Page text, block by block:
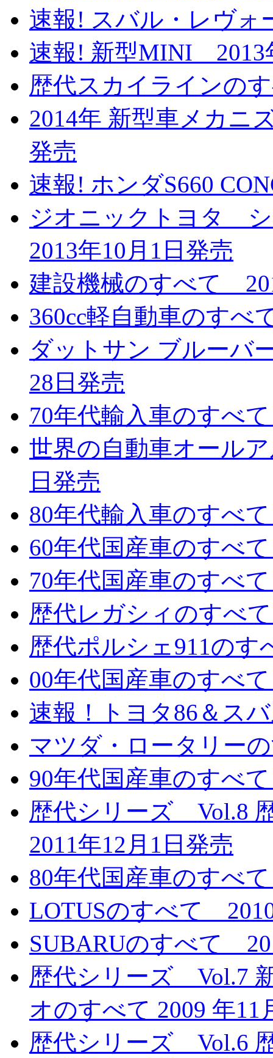
速報! スバル・レヴ
速報! 新型MINI 2013
歴代スカイラインの
2014年 新型車メカニ
発売
速報! ホンダS660
ジオニックトヨタ
2013年10月1日発売
建設機械のすべて
360cc軽自動車のす
ダットサン ブルーバ
28日発売
70年代輸入車のすべ
世界の自動車オール
日発売
80年代輸入車のすべ
60年代国産車のすべ
70年代国産車のすべ
歴代レガシィのすべ
歴代ポルシェ911の
00年代国産車のすべ
速報！トヨタ86＆ス
マツダ・ロータリー
90年代国産車のすべ
歴代シリーズ Vol.8
2011年12月1日発売
80年代国産車のすべ
LOTUSのすべて
SUBARUのすべて
歴代シリーズ Vol.7
オのすべて 2009 年11
歴代シリーズ Vol.6